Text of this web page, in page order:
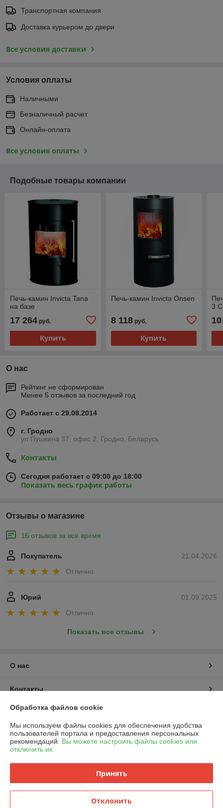
Транспортная компания
Доставка курьером до двери
Все условия доставки
Условия оплаты
Наличными
Безналичный расчет
Онлайн-оплата
Все условия оплаты
Подобные товары компании
Печь-камин Invicta Tana
на базе
17 264 руб.
Купить
Печь-камин Invicta Onsen
8 118руб.
Купить
3
О нас
Рейтинг не сформирован
Менее 5 отзывов за последний год
Работает с 29.08.2014
г. Гродно
ул.Пушкина 37, офис 2, Гродно, Беларусь
Контакты
Сегодня работает с 09:00 до 18:00
Показать весь график работы
Отзывы о магазине
16 отзывов за всё время
21.04.2026
Покупатель
Отлично
01.09.2025
Юрий
Отлично
Показать все отзывы
О нас
Контакты
Доставка и оплата
График работы
Политика обработки cookies
Сайт создан на платформе Deal.by
Обработка файлов cookie
Мы используем файлы cookies для обеспечения удобства
пользователей портала и предоставления персональных
рекомендаций. Вы можете настроить файлы cookies или
отключить их.
Принять
Отклонить